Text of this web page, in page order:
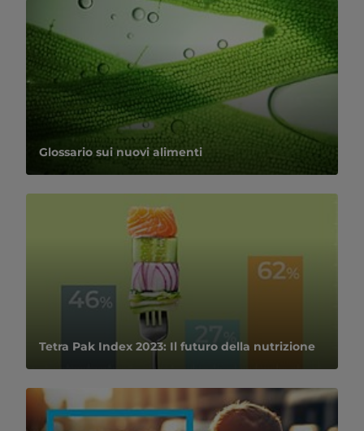
Glossario sui nuovi alimenti
Tetra Pak Index 2023: Il futuro della nutrizione